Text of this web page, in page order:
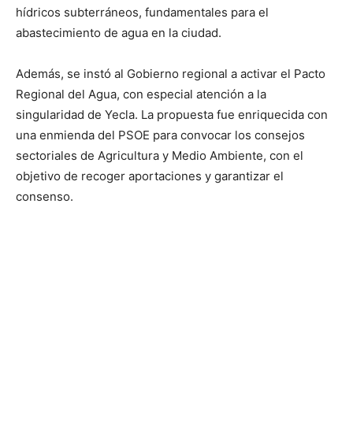
hídricos subterráneos, fundamentales para el
abastecimiento de agua en la ciudad.
Además, se instó al Gobierno regional a activar el Pacto
Regional del Agua, con especial atención a la
singularidad de Yecla. La propuesta fue enriquecida con
una enmienda del PSOE para convocar los consejos
sectoriales de Agricultura y Medio Ambiente, con el
objetivo de recoger aportaciones y garantizar el
consenso.